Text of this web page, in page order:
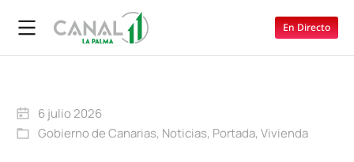
En Directo
6 julio 2026
Gobierno de Canarias, Noticias, Portada, Vivienda